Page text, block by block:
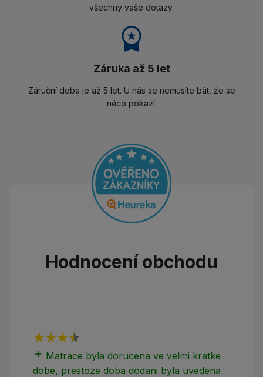
všechny vaše dotazy.
Záruka až 5 let
Záruční doba je až 5 let. U nás se nemusíte bát, že se
něco pokazí.
Hodnocení obchodu
add Matrace byla dorucena ve velmi kratke
dobe, prestoze doba dodani byla uvedena